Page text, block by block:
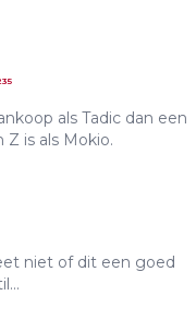
als Tadic dan een
Z is als Mokio.
niet of dit een goed